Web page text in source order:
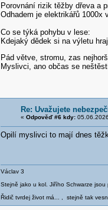
Porovnání rizik těžby dřeva a
Odhadem je elektrikářů
Co se týká pohybu v lese:
Kdejaký dědek si na výletu
Pád větve, stromu, zas
Myslivci, ano občas se
Re: Uvažujete
« Odpověď #6 kdy:
Opilí myslivci to mají dnes
Václav 3
Stejně jako u kol. Jiřího Schwarze jsou
Řidič tvrdej život má... , stejně tak